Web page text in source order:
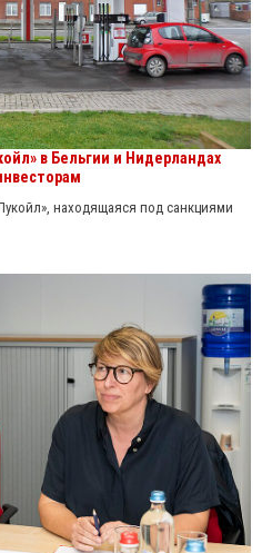
в Бельгии и Нидерландах
находящаяся под санкциями